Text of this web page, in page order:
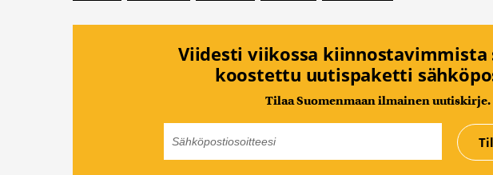
Viidesti viikossa kiinnostavimmista
koostettu uutispaketti
Tilaa Suomenmaan ilmainen uutiskirje.